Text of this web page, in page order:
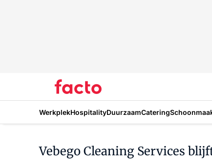
WerkplekHospitalityDuurzaamCatering
Vebego Cleaning Services